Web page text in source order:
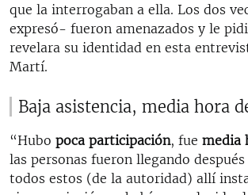
que la interrogaban a ella. Los dos
expresó- fueron amenazados y le
revelara su identidad en esta
Martí.
Baja asistencia, media hora
“Hubo poca participación, fue media
las personas fueron llegando
todos estos (de la autoridad) allí